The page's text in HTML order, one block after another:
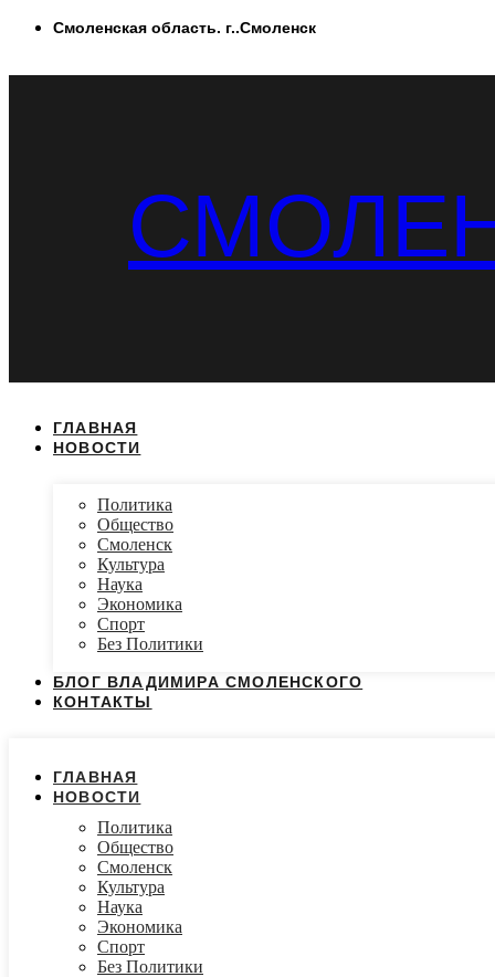
ПерейтиСмоленская область. г..Смоленск
ГЛАВНАЯ
НОВОСТИ
Политика
Общество
Смоленск
Культура
Наука
Экономика
Спорт
Без Политики
БЛОГ ВЛАДИМИРА СМОЛЕНСКОГО
КОНТАКТЫ
ГЛАВНАЯ
НОВОСТИ
Политика
Общество
Смоленск
Культура
Наука
Экономика
Спорт
Без Политики